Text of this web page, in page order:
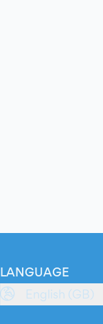
LANGUAGE
English (GB)